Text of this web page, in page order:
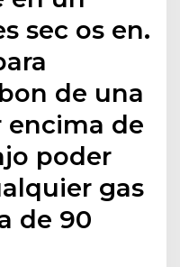
sec os en.
de una
de
poder
gas
de 90